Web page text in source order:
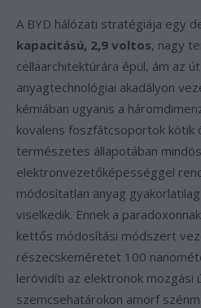
A BYD hálózati stratégiája egy
kapacitású, 2,9 voltos, nagy
cellaarchitektúrára épül, ám az
anyagtechnológiai akadályon
kémiában ugyanis a
kovalens foszfátcsoportok kötik
természetes állapotában
elektronvezetőképességgel
módosítatlan anyag
viselkedik. Ennek a
kettős módosítási módszert
részecskeméretet 100
lerövidíti az elektronok mozgási
szemcsehatárokon amorf